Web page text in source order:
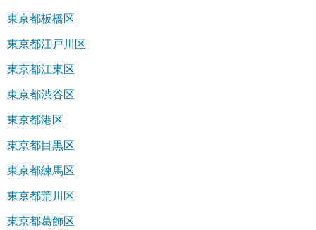
東京都板橋区
東京都江戸川区
東京都江東区
東京都渋谷区
東京都港区
東京都目黒区
東京都練馬区
東京都荒川区
東京都葛飾区